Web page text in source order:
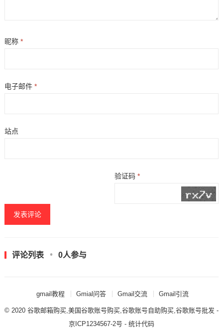
昵称 *
电子邮件 *
站点
验证码*
评论列表 0人参与
gmail教程 Gmial问答 Gmail交流 Gmail引流
© 2020 谷歌邮箱购买,美国谷歌账号购买,谷歌账号自助购买,谷歌账号批发 -
京ICP1234567-2号 - 统计代码